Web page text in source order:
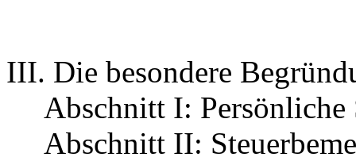
III. Die besondere
Abschnitt I:
Abschnitt II: